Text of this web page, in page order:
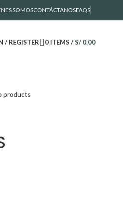
SOMOSCONTÁCTANOSFAQS
/ REGISTER 0 ITEMS / S/0.00
products